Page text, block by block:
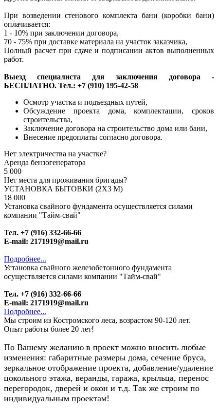
При возведении стенового комплекта бани (коробки бани)
оплачивается:
1 - 10% при заключении договора,
70 - 75% при доставке материала на участок заказчика,
Полный расчет при сдаче и подписании актов выполненных
работ.
Выезд специалиста для заключения договора -
БЕСПЛАТНО. Тел.: +7 (910) 195-42-58
Осмотр участка и подъездных путей,
Обсуждение проекта дома, комплектации, сроков
строительства,
Заключение договора на строительство дома или бани,
Внесение предоплаты согласно договора.
Нет электричества на участке?
Аренда бензогенератора
5 000
Нет места для проживания бригады?
УСТАНОВКА БЫТОВКИ (2Х3 М)
18 000
Установка свайного фундамента осуществляется силами
компании "Тайм-свай"
Тел. +7 (916) 332-66-66
E-mail: 2171919@mail.ru
Подробнее...
Установка свайного железобетонного фундамента
осуществляется силами компании "Тайм-свай"
Тел. +7 (916) 332-66-66
E-mail: 2171919@mail.ru
Подробнее...
Мы строим из Костромского леса, возрастом 90-120 лет.
Опыт работы более 20 лет!
По Вашему желанию в проект можно вносить любые
изменения: габаритные размеры дома, сечение бруса,
зеркальное отображение проекта, добавление/удаление
цокольного этажа, веранды, гаража, крыльца, перенос
перегородок, дверей и окон и т.д. Так же строим по
индивидуальным проектам!